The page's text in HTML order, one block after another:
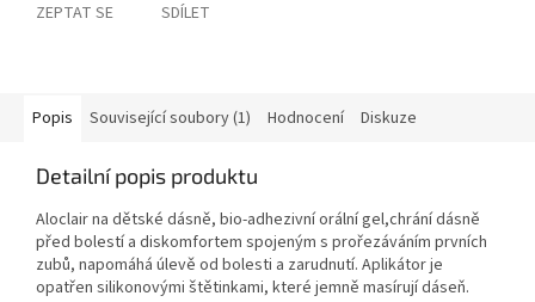
ZEPTAT SE SDÍLET
Popis Související soubory (1) Hodnocení Diskuze
Detailní popis produktu
Aloclair na dětské dásně, bio-adhezivní orální gel,chrání dásně
před bolestí a diskomfortem spojeným s prořezáváním prvních
zubů, napomáhá úlevě od bolesti a zarudnutí. Aplikátor je
opatřen silikonovými štětinkami, které jemně masírují dáseň.